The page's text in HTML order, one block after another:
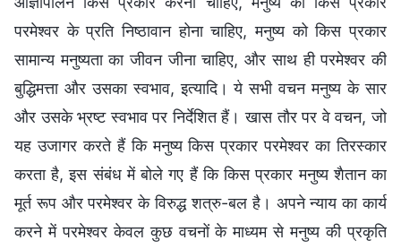
परमेश्वर के प्रति निष्ठावान होना चाहिए, मनुष्य को किस प्रकार
सामान्य मनुष्यता का जीवन जीना चाहिए, और साथ ही परमेश्वर की
बुद्धिमत्ता और उसका स्वभाव, इत्यादि। ये सभी वचन मनुष्य के सार
और उसके भ्रष्ट स्वभाव पर निर्देशित हैं। खास तौर पर वे वचन, जो
यह उजागर करते हैं कि मनुष्य किस प्रकार परमेश्वर का तिरस्कार
करता है, इस संबंध में बोले गए हैं कि किस प्रकार मनुष्य शैतान का
मूर्त रूप और परमेश्वर के विरुद्ध शत्रु-बल है। अपने न्याय का कार्य
करने में परमेश्वर केवल कुछ वचनों के माध्यम से मनुष्य की प्रकृति